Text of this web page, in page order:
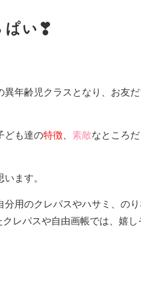
ぱい❣
年齢児クラスとなり、お友
ども達の特徴 素敵なところ
ます。
用のクレパスやハサミ、の
レパスや自由画帳では、嬉し